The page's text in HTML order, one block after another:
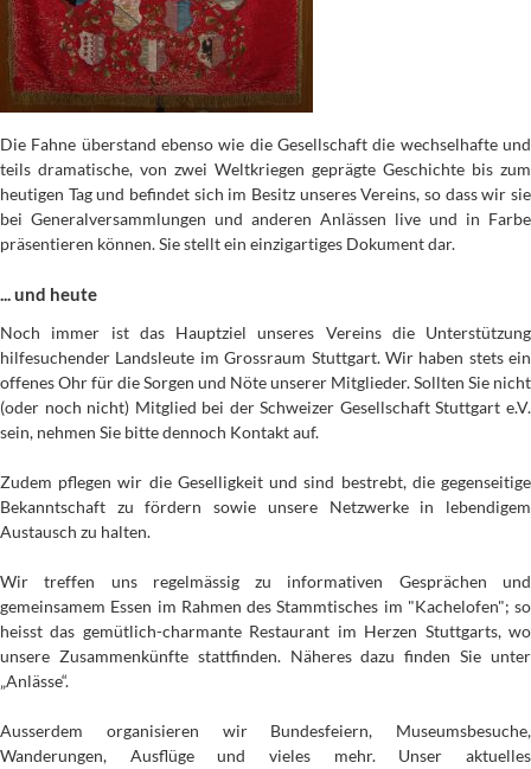
Die Fahne überstand ebenso wie die Gesellschaft die wechselhafte und
teils dramatische, von zwei Weltkriegen geprägte Geschichte bis zum
heutigen Tag und befindet sich im Besitz unseres Vereins, so dass wir sie
bei Generalversammlungen und anderen Anlässen live und in Farbe
präsentieren können. Sie stellt ein einzigartiges Dokument dar.
... und heute
Noch immer ist das Hauptziel unseres Vereins die Unterstützung
hilfesuchender Landsleute im Grossraum Stuttgart. Wir haben stets ein
offenes Ohr für die Sorgen und Nöte unserer Mitglieder. Sollten Sie nicht
(oder noch nicht) Mitglied bei der Schweizer Gesellschaft Stuttgart e.V.
sein, nehmen Sie bitte dennoch Kontakt auf.
Zudem pflegen wir die Geselligkeit und sind bestrebt, die gegenseitige
Bekanntschaft zu fördern sowie unsere Netzwerke in lebendigem
Austausch zu halten.
Wir treffen uns regelmässig zu informativen Gesprächen und
gemeinsamem Essen im Rahmen des Stammtisches im "Kachelofen"; so
heisst das gemütlich-charmante Restaurant im Herzen Stuttgarts, wo
unsere Zusammenkünfte stattfinden. Näheres dazu finden Sie unter
„Anlässe“.
Ausserdem organisieren wir Bundesfeiern, Museumsbesuche,
Wanderungen, Ausflüge und vieles mehr. Unser aktuelles